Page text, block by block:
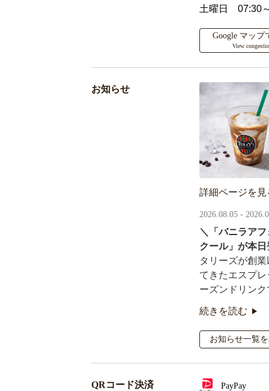
土曜日 07:30
Google マップ
View
お知らせ
詳細ページを見
2026.08.05 -
＼「バニラア
クール」が本日
タリーズが創
てきたエスプ
ーズンドリンク
オリジナルシー
るキャンペーン
続きを読む
お知らせ一覧
QRコード決済 PayPay